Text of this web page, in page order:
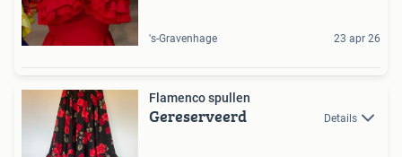
's-Gravenhage 23 apr 26
Flamenco spullen
Gereserveerd Details